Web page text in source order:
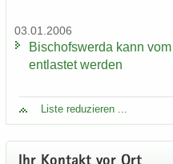
03.01.2006
Bi­schofs­wer­da kann
ent­las­tet wer­den
Liste re­du­zie­ren ...